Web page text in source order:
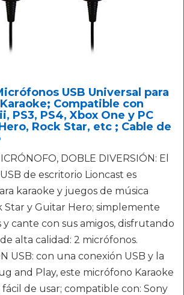
USB Universal para
Compatible con
PS3, PS4, Xbox One y PC
Rock Star, etc ; Cable de
DOBLE DIVERSIÓN: El
de escritorio Lioncast es
karaoke y juegos de música
Star y Guitar Hero; simplemente
cante con sus amigos, disfrutando
alta calidad: 2 micrófonos.
USB: con una conexión USB y la
and Play, este micrófono Karaoke
fácil de usar; compatible con: Sony